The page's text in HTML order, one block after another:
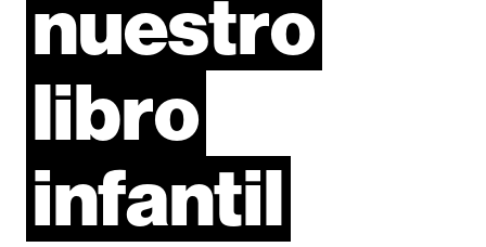
nuestro
libro
infantil